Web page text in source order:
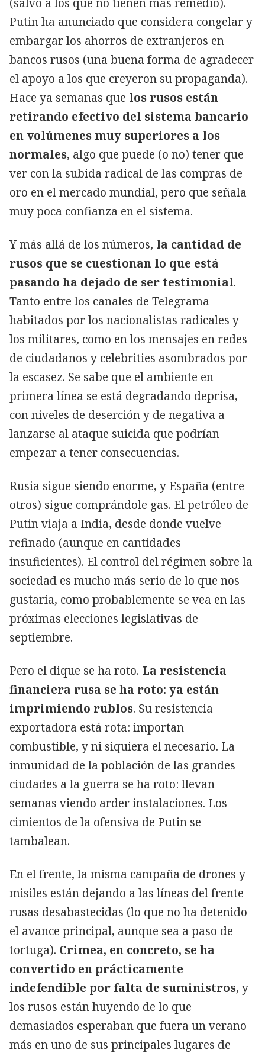
Putin ha anunciado que considera congelar y
embargar los ahorros de extranjeros en
bancos rusos (una buena forma de agradecer
el apoyo a los que creyeron su propaganda).
Hace ya semanas que los rusos están
retirando efectivo del sistema bancario
en volúmenes muy superiores a los
normales, algo que puede (o no) tener que
ver con la subida radical de las compras de
oro en el mercado mundial, pero que señala
muy poca confianza en el sistema.
Y más allá de los números, la cantidad de
rusos que se cuestionan lo que está
pasando ha dejado de ser testimonial.
Tanto entre los canales de Telegrama
habitados por los nacionalistas radicales y
los militares, como en los mensajes en redes
de ciudadanos y celebrities asombrados por
la escasez. Se sabe que el ambiente en
primera línea se está degradando deprisa,
con niveles de deserción y de negativa a
lanzarse al ataque suicida que podrían
empezar a tener consecuencias.
Rusia sigue siendo enorme, y España (entre
otros) sigue comprándole gas. El petróleo de
Putin viaja a India, desde donde vuelve
refinado (aunque en cantidades
insuficientes). El control del régimen sobre la
sociedad es mucho más serio de lo que nos
gustaría, como probablemente se vea en las
próximas elecciones legislativas de
septiembre.
Pero el dique se ha roto. La resistencia
financiera rusa se ha roto: ya están
imprimiendo rublos. Su resistencia
exportadora está rota: importan
combustible, y ni siquiera el necesario. La
inmunidad de la población de las grandes
ciudades a la guerra se ha roto: llevan
semanas viendo arder instalaciones. Los
cimientos de la ofensiva de Putin se
tambalean.
En el frente, la misma campaña de drones y
misiles están dejando a las líneas del frente
rusas desabastecidas (lo que no ha detenido
el avance principal, aunque sea a paso de
tortuga). Crimea, en concreto, se ha
convertido en prácticamente
indefendible por falta de suministros, y
los rusos están huyendo de lo que
demasiados esperaban que fuera un verano
más en uno de sus principales lugares de